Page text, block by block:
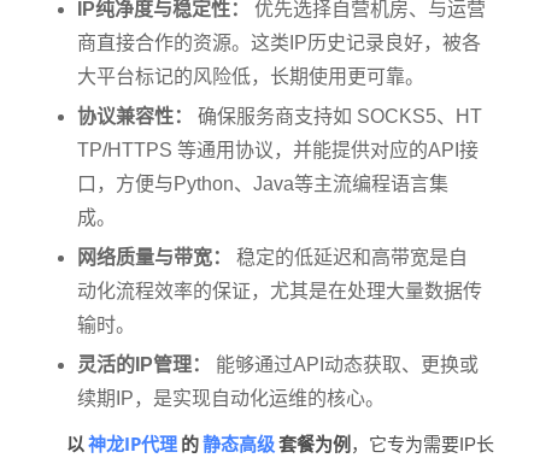
IP纯净度与稳定性：
优先选择自营机房、与运营
商直接合作的资源。这类IP历史记录良好，被各
大平台标记的风险低，长期使用更可靠。
协议兼容性：
确保服务商支持如 SOCKS5、HT
TP/HTTPS 等通用协议，并能提供对应的API接
口，方便与Python、Java等主流编程语言集
成。
网络质量与带宽：
稳定的低延迟和高带宽是自
动化流程效率的保证，尤其是在处理大量数据传
输时。
灵活的IP管理：
能够通过API动态获取、更换或
续期IP，是实现自动化运维的核心。
以 神龙IP代理 的静态高级套餐为例 ，它专为需要IP长